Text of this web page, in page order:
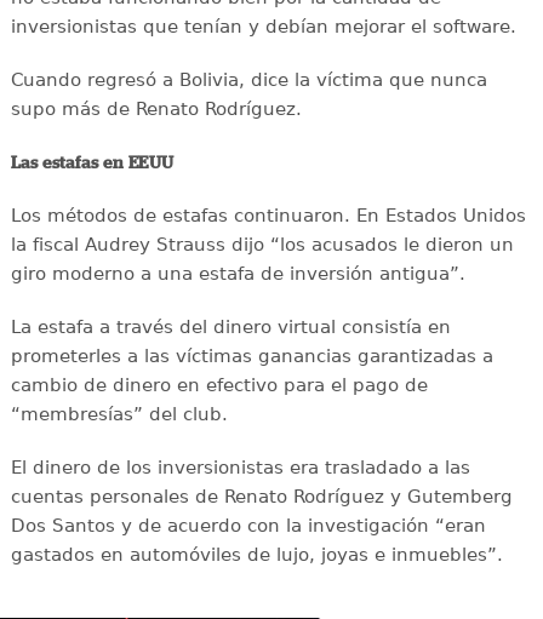
inversionistas que tenían y debían mejorar el software.
Cuando regresó a Bolivia, dice la víctima que nunca
supo más de Renato Rodríguez.
Las estafas en EEUU
Los métodos de estafas continuaron. En Estados Unidos
la fiscal Audrey Strauss dijo “los acusados le dieron un
giro moderno a una estafa de inversión antigua”.
La estafa a través del dinero virtual consistía en
prometerles a las víctimas ganancias garantizadas a
cambio de dinero en efectivo para el pago de
“membresías” del club.
El dinero de los inversionistas era trasladado a las
cuentas personales de Renato Rodríguez y Gutemberg
Dos Santos y de acuerdo con la investigación “eran
gastados en automóviles de lujo, joyas e inmuebles”.